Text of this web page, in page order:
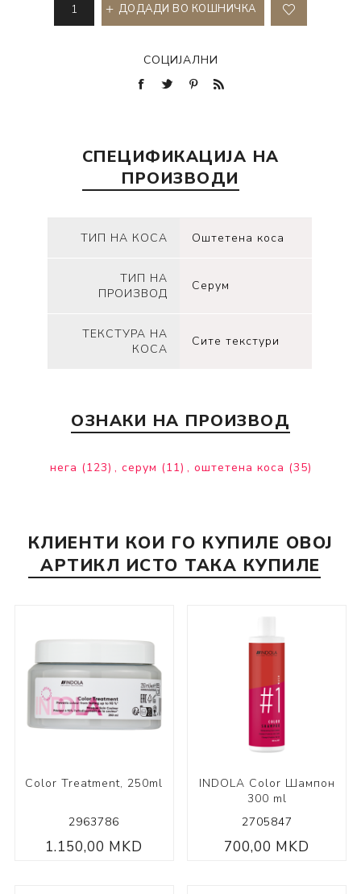
ДОДАДИ ВО КОШНИЧКА
СОЦИЈАЛНИ
СПЕЦИФИКАЦИЈА НА
ПРОИЗВОДИ
ТИП НА КОСА Оштетена коса
ТИП НА
ПРОИЗВОД
Серум
ТЕКСТУРА НА
КОСА
Сите текстури
ОЗНАКИ НА ПРОИЗВОД
нега (123) , серум (11) , оштетена коса (35)
КЛИЕНТИ КОИ ГО КУПИЛЕ ОВОЈ
АРТИКЛ ИСТО ТАКА КУПИЛЕ
Color Treatment, 250ml
2963786
1.150,00 MKD
INDOLA Color Шампон
300 ml
2705847
700,00 MKD